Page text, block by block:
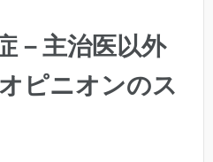
－主治医以外
ピニオンのス